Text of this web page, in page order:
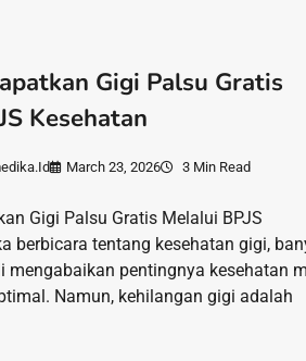
Gigi Palsu Gratis
Kesehatan
March 23, 2026 3 Min Read
Gigi Palsu Gratis Melalui BPJS
berbicara tentang kesehatan gigi,
mengabaikan pentingnya kesehatan
Namun, kehilangan gigi adalah